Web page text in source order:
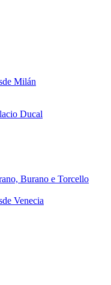
Milán
Ducal
Burano e Torcello
Venecia